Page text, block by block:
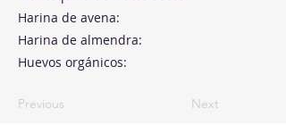
Harina de avena:
Harina de almendra:
Huevos orgánicos:
Previous Next